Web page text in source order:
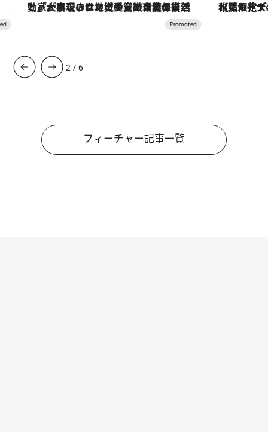
【夏限定ディナーコース】旬を迎える稚鮎や花ズッキーニなどをイタリア・トスカーナの郷土料理の手法で満喫！
3 /6
フィーチャー記事一覧